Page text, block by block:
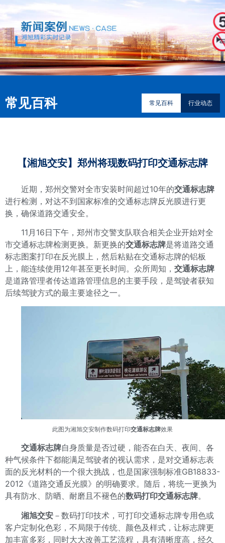
常见百科 常见百科 行业动态
【湘旭交安】​郑州将现数码打印交通标志牌
近期，郑州交警对全市安装时间超过10年的交通标志牌
进行检测，对达不到国家标准的交通标志牌反光膜进行更
换，确保道路交通安全。
11月16日下午，郑州市交警支队联合相关企业开始对全
市交通标志牌检测更换。新更换的交通标志牌是将道路交通
标志图案打印在反光膜上，然后粘贴在交通标志牌的铝板
上，能连续使用12年甚至更长时间。众所周知， 交通标志牌
是道路管理者传达道路管理信息的主要手段，是驾驶者获知
后续驾驶方式的最主要途径之一。
此图为湘旭交安制作数码打印交通标志牌效果
交通标志牌自身质量是否过硬，能否在白天、夜间、各
种气候条件下都能满足驾驶者的视认需求，是对交通标志表
面的反光材料的一个很大挑战，也是国家强制标准GB18833-
2012《道路交通反光膜》的明确要求。随后，将统一更换为
具有防水、防晒、耐磨且不褪色的数码打印交通标志牌。
湘旭交安 －数码打印技术，可打印交通标志牌专用色或
客户定制化色彩，不局限于传统、颜色及样式，让标志牌更
加丰富多彩，同时大大改善工艺流程，具有清晰度高，经久